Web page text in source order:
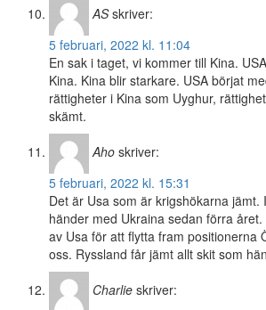
AS skriver:
5 februari, 2022 kl. 11:04
En sak i taget, vi kommer till Kina.
Kina. Kina blir starkare. USA börjat
rättigheter i Kina som Uyghur,
skämt.
Aho skriver:
5 februari, 2022 kl. 15:31
Det är Usa som är krigshökarna jämt.
händer med Ukraina sedan förra
av Usa för att flytta fram positionerna
oss. Ryssland får jämt allt skit som
Charlie skriver: